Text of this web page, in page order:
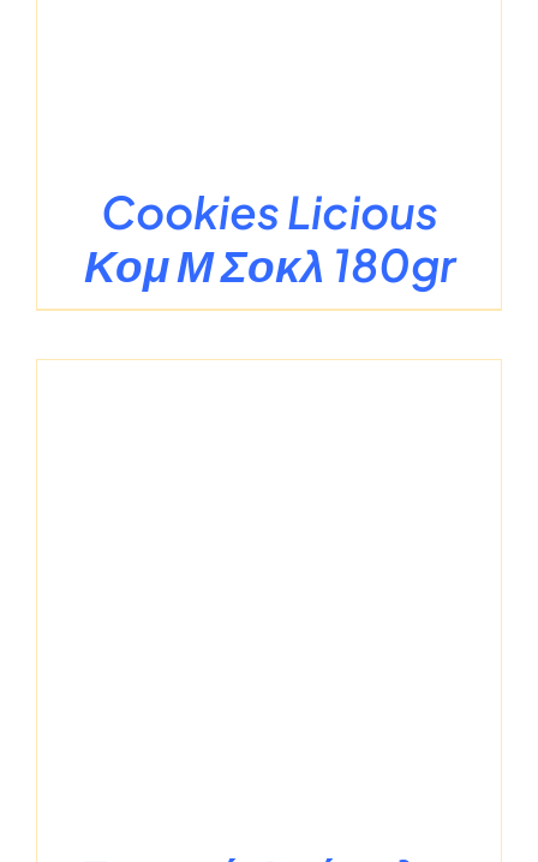
Cookies Licious
Κομ Μ Σοκλ 180gr